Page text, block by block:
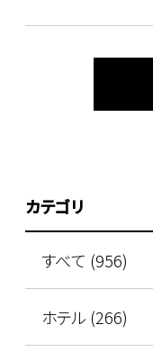
カテゴリ
すべて (956)
ホテル (266)